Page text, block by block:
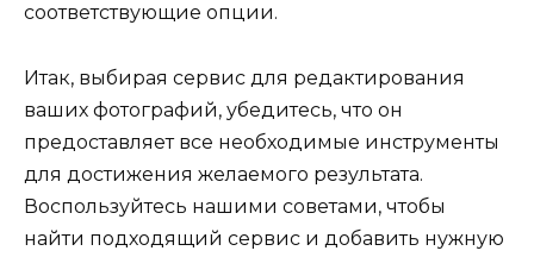
соответствующие опции.
Итак, выбирая сервис для редактирования
ваших фотографий, убедитесь, что он
предоставляет все необходимые инструменты
для достижения желаемого результата.
Воспользуйтесь нашими советами, чтобы
найти подходящий сервис и добавить нужную